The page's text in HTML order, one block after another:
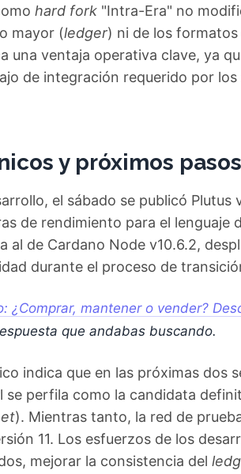
hard fork "Intra-Era" no
mayor (ledger) ni de los
una ventaja operativa clave, ya
de integración requerido por
y próximos pasos
el sábado se publicó
de rendimiento para el lenguaje
al de Cardano Node v10.6.2,
durante el proceso de
¿Comprar, mantener o vender?
que andabas buscando.
indica que en las próximas dos
se perfila como la candidata
). Mientras tanto, la red de
11. Los esfuerzos de los
mejorar la consistencia del